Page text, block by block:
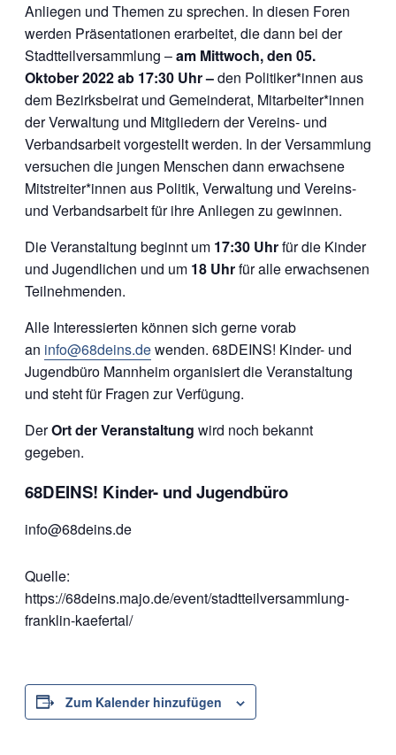
Anliegen und Themen zu sprechen. In diesen Foren
werden Präsentationen erarbeitet, die dann bei der
Stadtteilversammlung –am Mittwoch, den 05.
Oktober 2022 ab 17:30 Uhr –den Politiker*innen aus
dem Bezirksbeirat und Gemeinderat, Mitarbeiter*innen
der Verwaltung und Mitgliedern der Vereins- und
Verbandsarbeit vorgestellt werden. In der Versammlung
versuchen die jungen Menschen dann erwachsene
Mitstreiter*innen aus Politik, Verwaltung und Vereins-
und Verbandsarbeit für ihre Anliegen zu gewinnen.
Die Veranstaltung beginnt um 17:30 Uhrfür die Kinder
und Jugendlichen und um 18 Uhrfür alle erwachsenen
Teilnehmenden.
Alle Interessierten können sich gerne vorab
an info@68deins.dewenden. 68DEINS! Kinder- und
Jugendbüro Mannheim organisiert die Veranstaltung
und steht für Fragen zur Verfügung.
DerOrt der Veranstaltung wird noch bekannt
gegeben.
68DEINS! Kinder- und Jugendbüro
info@68deins.de
Quelle:
https://68deins.majo.de/event/stadtteilversammlung-
franklin-kaefertal/
Zum Kalender hinzufügen